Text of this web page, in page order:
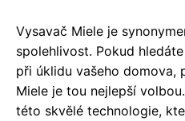
Vysavač Miele je
spolehlivost. Pokud
při úklidu vašeho domova,
Miele je tou nejlepší
této skvělé technologie,